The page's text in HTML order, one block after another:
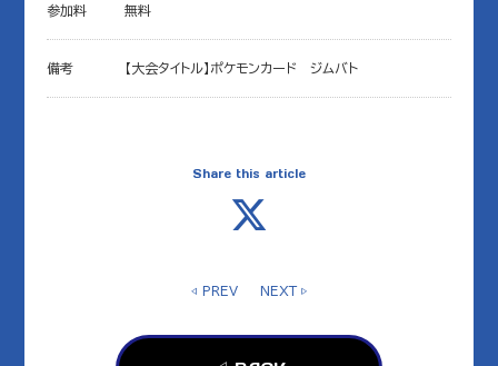
参加料 無料
備考 【大会タイトル】ポケモンカード ジムバト
Share this article
◁ PREV NEXT ▷